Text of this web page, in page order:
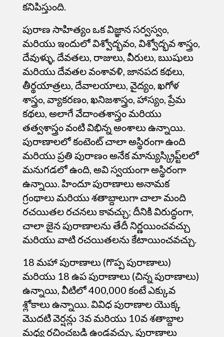
కనిపిస్తుంది.
పురాణ సాహిత్యం ఒక విజ్ఞాన సర్వస్వం,
మరియు ఇందులో విశ్వోద్భవం, విశ్వోద్భవ శాస్త్రం,
దేవుళ్ళు, దేవతలు, రాజులు, వీరులు, ఋషులు
మరియు దేవతల వంశావళి, జానపద కథలు,
తీర్థయాత్రలు, దేవాలయాలు, వైద్యం, ఖగోళ
శాస్త్రం, వ్యాకరణం, ఖనిజశాస్త్రం, హాస్యం, ప్రేమ
కథలు, అలాగే వేదాంతశాస్త్రం మరియు
తత్వశాస్త్రం వంటి విభిన్న అంశాలు ఉన్నాయి.
పురాణాలలో కంటెంట్ చాలా అస్థిరంగా ఉంది
మరియు ప్రతి పురాణం అనేక మాన్యుస్క్రిప్ట్‌లలో
మనుగడలో ఉంది, అవి స్వయంగా అస్థిరంగా
ఉన్నాయి. హిందూ పురాణాలు అనామక
గ్రంథాలు మరియు శతాబ్దాలుగా చాలా మంది
రచయితల రచనలు కావచ్చు; దీనికి విరుద్ధంగా,
చాలా జైన పురాణాలను తేదీ నిర్ణయించవచ్చు
మరియు వాటి రచయితలను కేటాయించవచ్చు.
18 మహా పురాణాలు (గొప్ప పురాణాలు)
మరియు 18 ఉప పురాణాలు (చిన్న పురాణాలు)
ఉన్నాయి, వీటిలో 400,000 కంటే ఎక్కువ
శ్లోకాలు ఉన్నాయి. వివిధ పురాణాల యొక్క
మొదటి వెర్షన్లు 3వ మరియు 10వ శతాబ్దాల
మధ్య రచించబడి ఉండవచ్చు. పురాణాలు